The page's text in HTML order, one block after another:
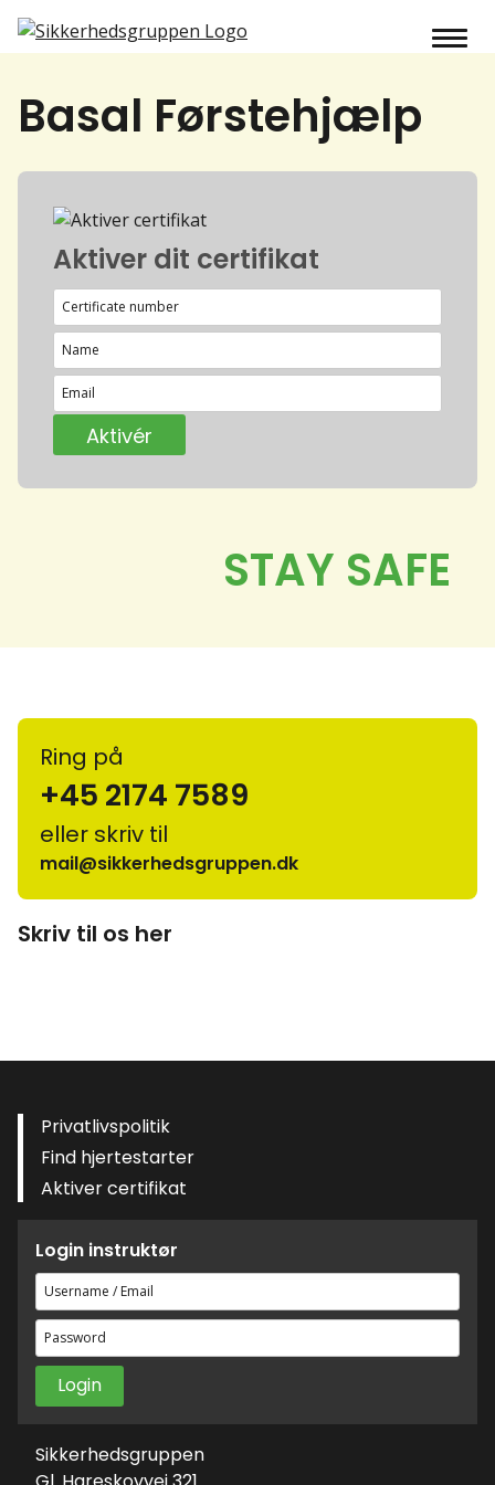
Basal Førstehjælp
Aktiver dit certifikat
Ring på
+45 2174 7589
eller skriv til
mail@sikkerhedsgruppen.dk
Skriv til os her
Privatlivspolitik
Find hjertestarter
Aktiver certifikat
Login instruktør
Brugernavn
eller
e-
mailadresse
Adgangskode
Sikkerhedsgruppen